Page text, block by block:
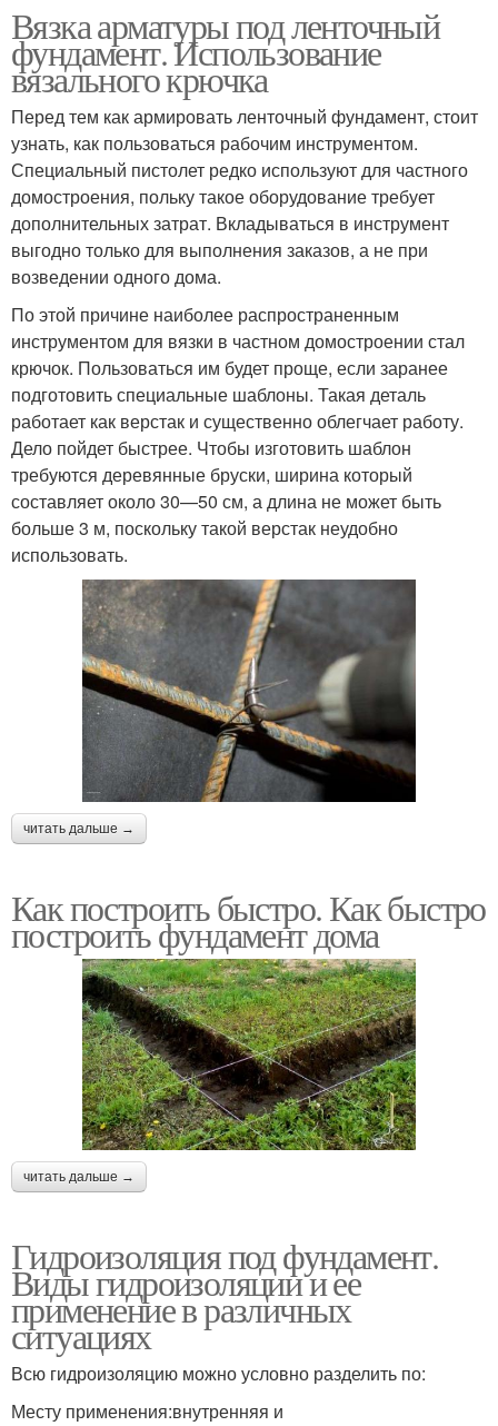
Вязка арматуры под ленточный
фундамент. Использование
вязального крючка
Перед тем как армировать ленточный фундамент, стоит
узнать, как пользоваться рабочим инструментом.
Специальный пистолет редко используют для частного
домостроения, польку такое оборудование требует
дополнительных затрат. Вкладываться в инструмент
выгодно только для выполнения заказов, а не при
возведении одного дома.
По этой причине наиболее распространенным
инструментом для вязки в частном домостроении стал
крючок. Пользоваться им будет проще, если заранее
подготовить специальные шаблоны. Такая деталь
работает как верстак и существенно облегчает работу.
Дело пойдет быстрее. Чтобы изготовить шаблон
требуются деревянные бруски, ширина который
составляет около 30—50 см, а длина не может быть
больше 3 м, поскольку такой верстак неудобно
использовать.
читать дальше →
Как построить быстро. Как быстро
построить фундамент дома
читать дальше →
Гидроизоляция под фундамент.
Виды гидроизоляции и ее
применение в различных
ситуациях
Всю гидроизоляцию можно условно разделить по:
Месту применения:внутренняя и